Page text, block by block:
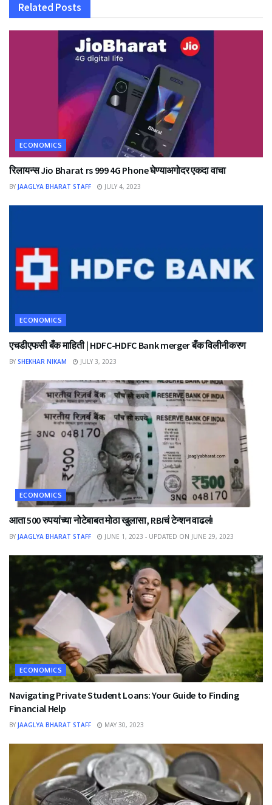
Related Posts
ECONOMICS
रिलायन्स Jio Bharat rs 999 4G Phone घेण्याअगोदर एकदा वाचा
BY JAAGLYA BHARAT STAFF JULY 4, 2023
ECONOMICS
एचडीएफसी बँक माहिती | HDFC-HDFC Bank merger बँक विलीनीकरण
BY SHEKHAR NIKAM JULY 3, 2023
ECONOMICS
आता 500 रुपयांच्या नोटेबाबत मोठा खुलासा, RBIचं टेन्शन वाढलं!
BY JAAGLYA BHARAT STAFF JUNE 1, 2023 - UPDATED ON JUNE 29, 2023
ECONOMICS
Navigating Private Student Loans: Your Guide to Finding
Financial Help
BY JAAGLYA BHARAT STAFF MAY 30, 2023